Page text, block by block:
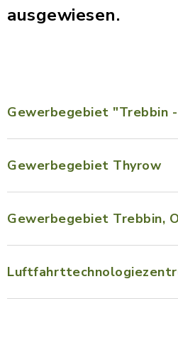
ausgewiesen.
Gewerbegebiet "Trebbin
Gewerbegebiet Thyrow
Gewerbegebiet Trebbin,